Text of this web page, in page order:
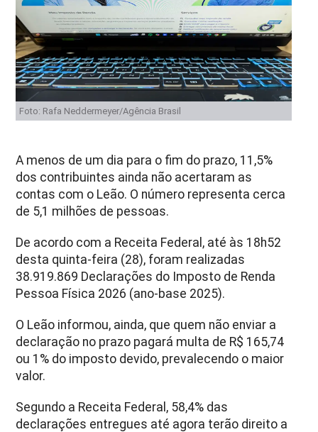
Foto: Rafa Neddermeyer/Agência Brasil
A menos de um dia para o fim do prazo, 11,5%
dos contribuintes ainda não acertaram as
contas com o Leão. O número representa cerca
de 5,1 milhões de pessoas.
De acordo com a Receita Federal, até às 18h52
desta quinta-feira (28), foram realizadas
38.919.869 Declarações do Imposto de Renda
Pessoa Física 2026 (ano-base 2025).
O Leão informou, ainda, que quem não enviar a
declaração no prazo pagará multa de R$ 165,74
ou 1% do imposto devido, prevalecendo o maior
valor.
Segundo a Receita Federal, 58,4% das
declarações entregues até agora terão direito a